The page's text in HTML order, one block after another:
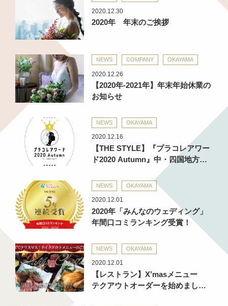
2020.12.30
2020年 年末のご挨拶
NEWS COMPANY OKAYAMA
2020.12.26
【2020年-2021年】年末年始休業の
お知らせ
NEWS OKAYAMA
2020.12.16
【THE STYLE】『プラコレアワー
ド2020 Autumn』中・四国地方…
NEWS OKAYAMA
2020.12.01
2020年「みんなのウェディング」
年間口コミランキング受賞！
NEWS OKAYAMA
2020.12.01
【レストラン】X’masメニュー
テクアウトオーダーを始めまし…